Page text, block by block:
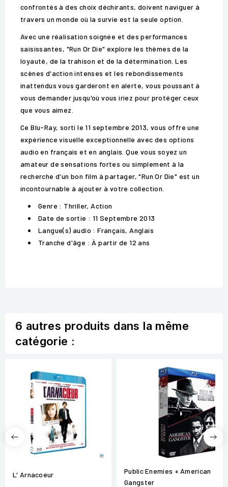
confrontés à des choix déchirants, doivent naviguer à
travers un monde où la survie est la seule option.
Avec une réalisation soignée et des performances
saisissantes, "Run Or Die" explore les thèmes de la
loyauté, de la trahison et de la détermination. Les
scènes d'action intenses et les rebondissements
inattendus vous garderont en alerte, vous poussant à
vous demander jusqu'où vous iriez pour protéger ceux
que vous aimez.
Ce Blu-Ray, sorti le 11 septembre 2013, vous offre une
expérience visuelle exceptionnelle avec des options
audio en français et en anglais. Que vous soyez un
amateur de sensations fortes ou simplement à la
recherche d'un bon film à partager, "Run Or Die" est un
incontournable à ajouter à votre collection.
Genre : Thriller, Action
Date de sortie : 11 Septembre 2013
Langue(s) audio : Français, Anglais
Tranche d'âge : À partir de 12 ans
6 autres produits dans la même
catégorie :
L' Arnacoeur
Public Enemies + American
Gangster